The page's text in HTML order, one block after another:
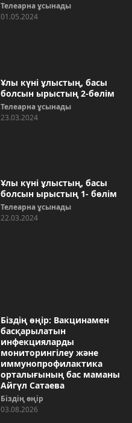
Телеарна ұсынады
01.05.2024
Ұлы күні ұлыстың, басы
болсын ырыстың 2-бөлім
Телеарна ұсынады
23.03.2024
Ұлы күні ұлыстың, басы
болсын ырыстың 1- бөлім
Телеарна ұсынады
22.03.2024
Біздің өңір: Вакцинамен
басқарылатын
инфекцияларды
мониторингілеу және
иммунопрофилактика
орталығының бас маманы
Айгүл Сатаева
Біздің өңір
03.08.2026